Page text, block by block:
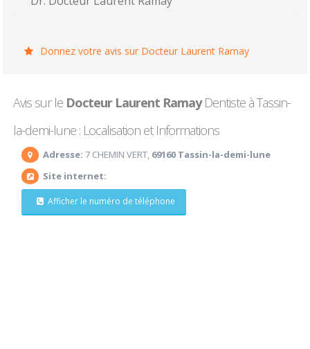
Donnez votre avis sur Docteur Laurent Ramay
Avis sur le Docteur Laurent RamayDentiste à Tassin-
la-demi-lune : Localisation et Informations
Adresse: 7 CHEMIN VERT, 69160 Tassin-la-demi-lune
Site internet:
Afficher le numéro de téléphone